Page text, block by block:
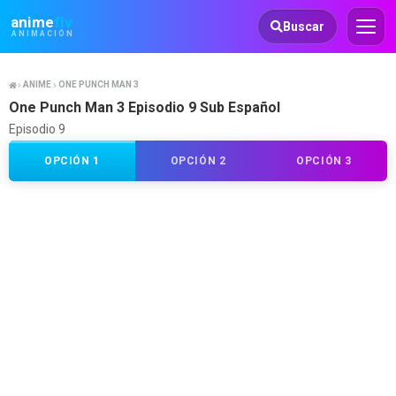
animeflv
ANIMACIÓN
Animeflv Buscar
ANIME ONE PUNCH MAN 3
One Punch Man 3 Episodio 9 Sub Español
Episodio 9
OPCIÓN 1 OPCIÓN 2 OPCIÓN 3